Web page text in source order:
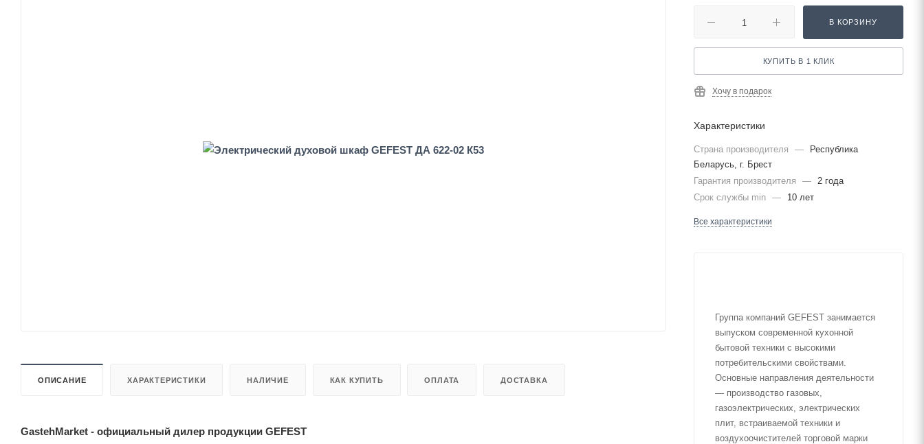
ОПИСАНИЕ ХАРАКТЕРИСТИКИ НАЛИЧИЕ КАК КУПИТЬ ОПЛАТА ДОСТАВКА
GastehMarket - официальный дилер продукции GEFEST
В КОРЗИНУ
КУПИТЬ В 1 КЛИК
Хочу в подарок
Характеристики
Страна производителя —
Республика
Беларусь, г. Брест
Гарантия производителя
— 2 года
Срок службы min — 10 лет
Все характеристики
Группа компаний GEFEST занимается
выпуском современной кухонной
бытовой техники с высокими
потребительскими свойствами.
Основные направления деятельности
— производство газовых,
газоэлектрических, электрических
плит, встраиваемой техники и
воздухоочистителей торговой марки